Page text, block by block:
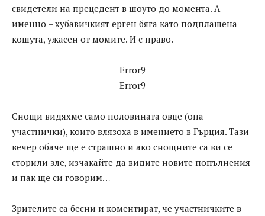
свидетели на прецедент в шоуто до момента. А
именно – хубавичкият ерген бяга като подплашена
кошута, ужасен от момите. И с право.
Error9
Error9
Снощи видяхме само половината овце (опа –
участнички), които влязоха в имението в Гърция. Тази
вечер обаче ще е страшно и ако снощните са ви се
сторили зле, изчакайте да видите новите попълнения
и пак ще си говорим…
Зрителите са бесни и коментират, че участничките в